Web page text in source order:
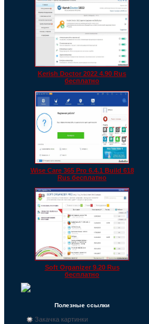
Kerish Doctor 2022 4.90 Rus
бесплатно
Wise Care 365 Pro 6.4.1 Build 618
Rus бесплатно
Soft Organizer 9.20 Rus
бесплатно
Полезные ссылки
Закачка картинки